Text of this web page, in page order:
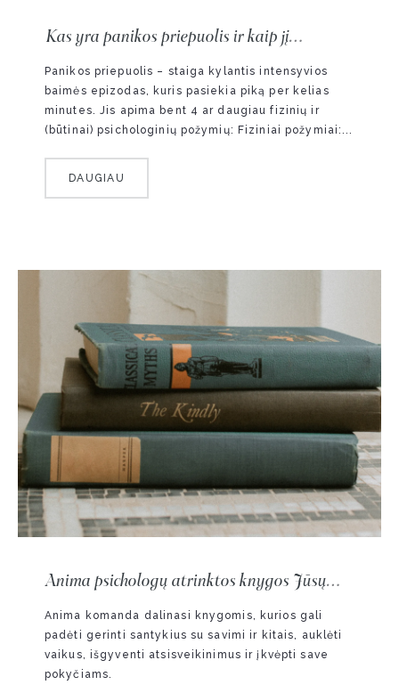
Kas yra panikos priepuolis ir kaip jį
atpažinti?
Panikos priepuolis – staiga kylantis intensyvios
baimės epizodas, kuris pasiekia piką per kelias
minutes. Jis apima bent 4 ar daugiau fizinių ir
(būtinai) psichologinių požymių: Fiziniai požymiai:...
DAUGIAU
Anima psichologų atrinktos knygos Jūsų
emocinei sveikatai
Anima komanda dalinasi knygomis, kurios gali
padėti gerinti santykius su savimi ir kitais, auklėti
vaikus, išgyventi atsisveikinimus ir įkvėpti save
pokyčiams.